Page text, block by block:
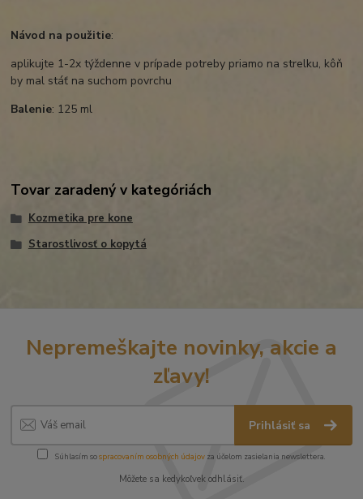
Návod na použitie:
aplikujte 1-2x týždenne v prípade potreby priamo na strelku, kôň
by mal stáť na suchom povrchu
Balenie: 125 ml
Tovar zaradený v kategóriách
Kozmetika pre kone
Starostlivosť o kopytá
Nepremeškajte novinky, akcie a
zľavy!
Prihlásiť sa
Súhlasím sospracovaním osobných údajov za účelom zasielania newslettera.
Môžete sa kedykoľvek odhlásiť.